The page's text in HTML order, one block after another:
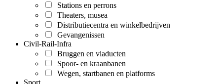
Stations en perrons
Theaters, musea
Distributiecentra en winkelbedrijven
Gevangenissen
Civil-Rail-Infra
Bruggen en viaducten
Spoor- en kraanbanen
Wegen, startbanen en platforms
Sport